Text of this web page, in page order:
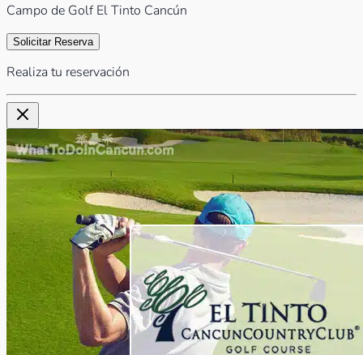
Campo de Golf El Tinto Cancún
Solicitar Reserva
Realiza tu reservación